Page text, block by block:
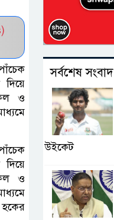
ও
ও
সর্বশেষ সংবাদ
উইকেট